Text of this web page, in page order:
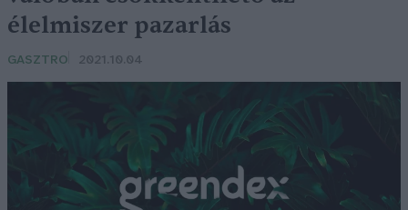
élelmiszer pazarlás
GASZTRO 2021.10.04